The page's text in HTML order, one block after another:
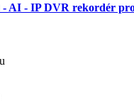
AI - IP DVR rekordér